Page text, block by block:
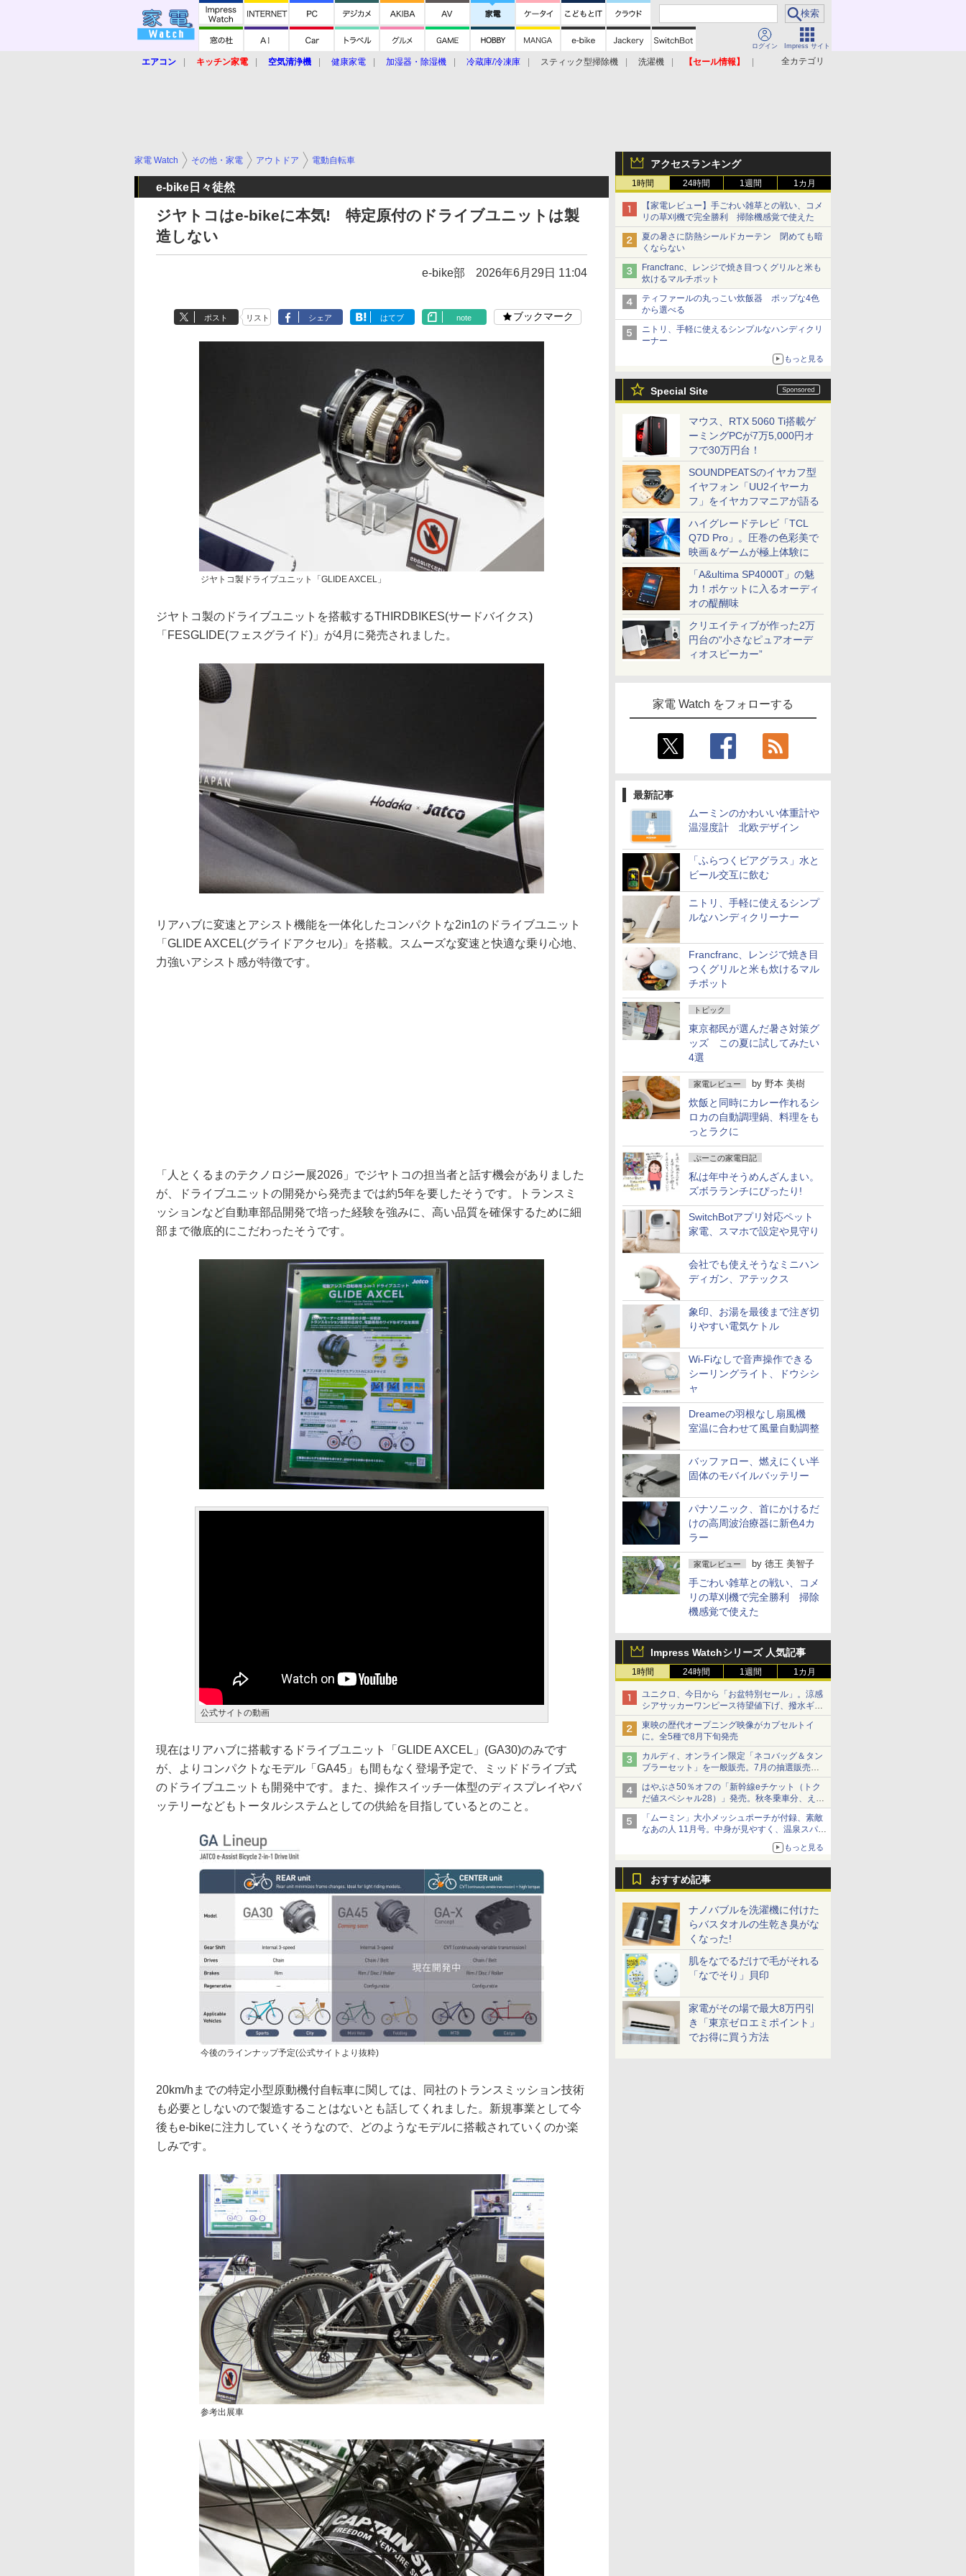
ログイン Impress サイト
全カテゴリ
エアコン キッチン家電 空気清浄機 健康家電 加湿器・除湿機 冷蔵庫/冷凍庫 スティック型掃除機 洗濯機
【セール情報】
アクセスランキング
1時間 24時間 1週間 1カ月
【家電レビュー】手ごわい雑草との戦い、コメ
リの草刈機で完全勝利 掃除機感覚で使えた
夏の暑さに防熱シールドカーテン 閉めても暗
くならない
Francfranc、レンジで焼き目つくグリルと米も
炊けるマルチポット
ティファールの丸っこい炊飯器 ポップな4色
から選べる
ニトリ、手軽に使えるシンプルなハンディクリ
ーナー
もっと見る
Special Site
マウス、RTX 5060 Ti搭載ゲ
ーミングPCが7万5,000円オ
フで30万円台！
SOUNDPEATSのイヤカフ型
イヤフォン「UU2イヤーカ
フ」をイヤカフマニアが語る
ハイグレードテレビ「TCL
Q7D Pro」。圧巻の色彩美で
映画＆ゲームが極上体験に
「A&ultima SP4000T」の魅
力！ポケットに入るオーディ
オの醍醐味
クリエイティブが作った2万
円台の“小さなピュアオーデ
ィオスピーカー”
家電 Watch をフォローする
最新記事
ムーミンのかわいい体重計や
温湿度計 北欧デザイン
「ふらつくビアグラス」水と
ビール交互に飲む
ニトリ、手軽に使えるシンプ
ルなハンディクリーナー
Francfranc、レンジで焼き目
つくグリルと米も炊けるマル
チポット
トピック
東京都民が選んだ暑さ対策グ
ッズ この夏に試してみたい
4選
家電レビュー by 野本 美樹
炊飯と同時にカレー作れるシ
ロカの自動調理鍋、料理をも
っとラクに
ぷーこの家電日記
私は年中そうめんざんまい。
ズボラランチにぴったり!
SwitchBotアプリ対応ペット
家電、スマホで設定や見守り
会社でも使えそうなミニハン
ディガン、アテックス
象印、お湯を最後まで注ぎ切
りやすい電気ケトル
Wi-Fiなしで音声操作できる
シーリングライト、ドウシシ
ャ
Dreameの羽根なし扇風機
室温に合わせて風量自動調整
バッファロー、燃えにくい半
固体のモバイルバッテリー
パナソニック、首にかけるだ
けの高周波治療器に新色4カ
ラー
家電レビュー by 徳王 美智子
手ごわい雑草との戦い、コメ
リの草刈機で完全勝利 掃除
機感覚で使えた
Impress Watchシリーズ 人気記事
1時間 24時間 1週間 1カ月
ユニクロ、今日から「お盆特別セール」。涼感
シアサッカーワンピース待望値下げ、撥水ギア
ショーツは1990円に
東映の歴代オープニング映像がカプセルトイ
に。全5種で8月下旬発売
カルディ、オンライン限定「ネコバッグ＆タン
ブラーセット」を一般販売。7月の抽選販売の
当選無効分
はやぶさ50％オフの「新幹線eチケット（トク
だ値スペシャル28）」発売。秋冬乗車分、えき
ねっと限定
「ムーミン」大小メッシュポーチが付録、素敵
なあの人 11月号。中身が見やすく、温泉スパに
もっと見る
おすすめ記事
ナノバブルを洗濯機に付けた
らバスタオルの生乾き臭がな
くなった!
肌をなでるだけで毛がそれる
「なでそり」貝印
家電がその場で最大8万円引
き「東京ゼロエミポイント」
でお得に買う方法
家電 Watch その他・家電 アウトドア 電動自転車
e-bike日々徒然
ジヤトコはe-bikeに本気! 特定原付のドライブユニットは製
造しない
e-bike部 2026年6月29日 11:04
ポスト リスト シェア はてブ note ブックマーク
ジヤトコ製ドライブユニット「GLIDE AXCEL」
ジヤトコ製のドライブユニットを搭載するTHIRDBIKES(サードバイクス)
「FESGLIDE(フェスグライド)」が4月に発売されました。
リアハブに変速とアシスト機能を一体化したコンパクトな2in1のドライブユニット
「GLIDE AXCEL(グライドアクセル)」を搭載。スムーズな変速と快適な乗り心地、
力強いアシスト感が特徴です。
「人とくるまのテクノロジー展2026」でジヤトコの担当者と話す機会がありました
が、ドライブユニットの開発から発売までは約5年を要したそうです。トランスミ
ッションなど自動車部品開発で培った経験を強みに、高い品質を確保するために細
部まで徹底的にこだわったそうです。
公式サイトの動画
現在はリアハブに搭載するドライブユニット「GLIDE AXCEL」(GA30)のみです
が、よりコンパクトなモデル「GA45」も間もなく登場予定で、ミッドドライブ式
のドライブユニットも開発中です。また、操作スイッチ一体型のディスプレイやバ
ッテリーなどもトータルシステムとしての供給を目指しているとのこと。
今後のラインナップ予定(公式サイトより抜粋)
20km/hまでの特定小型原動機付自転車に関しては、同社のトランスミッション技術
も必要としないので製造することはないとも話してくれました。新規事業として今
後もe-bikeに注力していくそうなので、どのようなモデルに搭載されていくのか楽
しみです。
参考出展車